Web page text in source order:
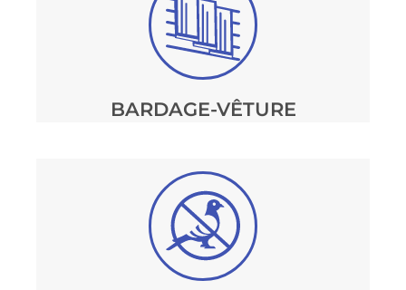
BARDAGE-VÊTURE